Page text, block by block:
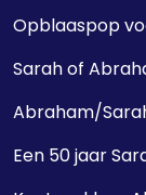
Opblaaspop
Sarah of
Abraham/
Een 50 jaar